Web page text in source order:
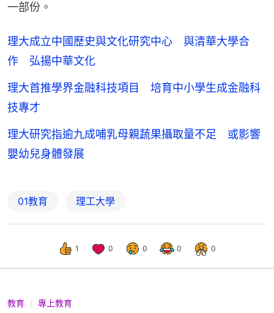
一部份。
理大成立中國歷史與文化研究中心 與清華大學合
作 弘揚中華文化
理大首推學界金融科技項目 培育中小學生成金融科
技專才
理大研究指逾九成哺乳母親蔬果攝取量不足 或影響
嬰幼兒身體發展
01教育 理工大學
1 0 0 0 0
教育 專上教育